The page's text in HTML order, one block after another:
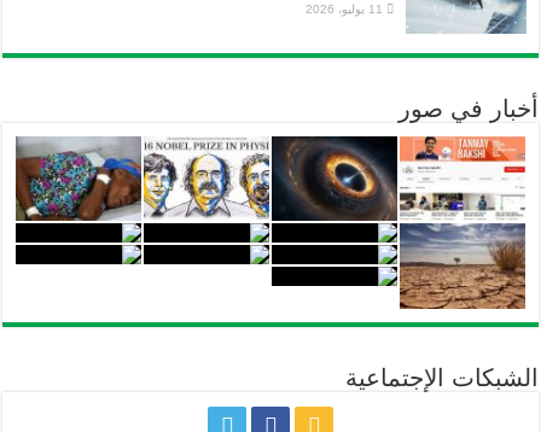
11 يوليو، 2026
أخبار في صور
الشبكات الإجتماعية